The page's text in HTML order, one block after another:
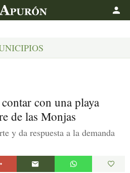
con una playa
de las Monjas
y da respuesta a la demanda